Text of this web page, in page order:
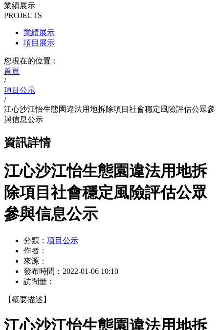
業績展示
PROJECTS
業績展示
項目展示
您現在的位置：
首頁
/
項目公示
/
江心沙江怡生態園違法用地拆除項目社會穩定風險評估公眾參
與信息公示
資訊詳情
江心沙江怡生態園違法用地拆
除項目社會穩定風險評估公眾
參與信息公示
分類： 項目公示
作者：
來源：
發布時間： 2022-01-06 10:10
訪問量：
【概要描述】
江心沙江怡生態園違法用地拆